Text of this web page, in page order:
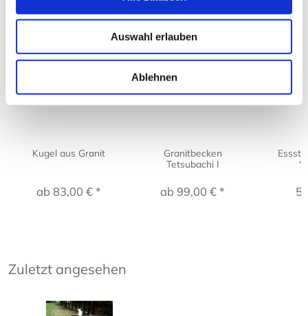
Auswahl erlauben
Ablehnen
Kunden kauften auch:
Kugel aus Granit
ab 83,00 € *
Granitbecken
Tetsubachi I
ab 99,00 € *
Zuletzt angesehen